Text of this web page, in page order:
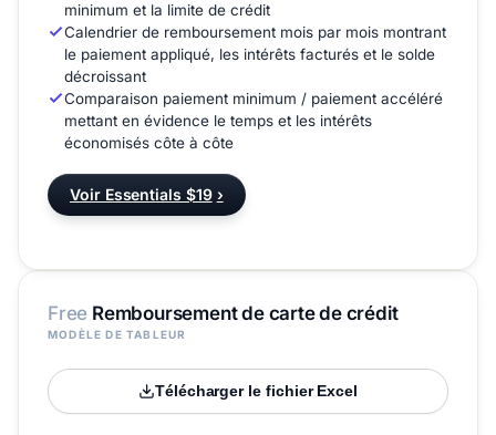
Free Remboursement de carte de crédit
MODÈLE DE TABLEUR
Télécharger le fichier Excel
minimum et la limite de crédit
Calendrier de remboursement mois par mois montrant
le paiement appliqué, les intérêts facturés et le solde
décroissant
Comparaison paiement minimum / paiement accéléré
mettant en évidence le temps et les intérêts
économisés côte à côte
Voir Essentials $19 ›